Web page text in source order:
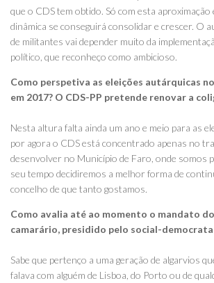
que o CDS tem obtido. Só com esta aproximação
dinâmica se conseguirá consolidar e crescer. O
de militantes vai depender muito da
político, que reconheço como ambicioso.
Como perspetiva as eleições autárquicas
em 2017? O CDS-PP pretende renovar a
Nesta altura falta ainda um ano e meio para as
por agora o CDS está concentrado apenas no
desenvolver no Município de Faro, onde somos
seu tempo decidiremos a melhor forma de
concelho de que tanto gostamos.
Como avalia até ao momento o mandato
camarário, presidido pelo social-democrata
Sabe que pertenço a uma geração de algarvios
falava com alguém de Lisboa, do Porto ou de